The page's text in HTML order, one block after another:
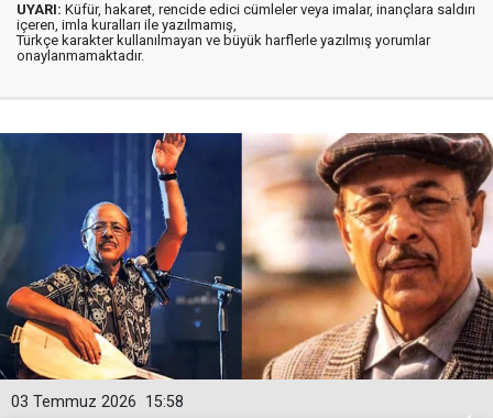
UYARI: Küfür, hakaret, rencide edici cümleler veya imalar, inançlara saldırı
içeren, imla kuralları ile yazılmamış,
Türkçe karakter kullanılmayan ve büyük harflerle yazılmış yorumlar
onaylanmamaktadır.
15:58
03 Temmuz 2026